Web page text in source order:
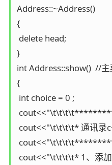
Address::~Address()
{
delete head;
}
int Address::show()  //
{
int choice = 0 ;
cout<<"\t\t\t\t* 通讯录
cout<<"\t\t\t\t* 1、添